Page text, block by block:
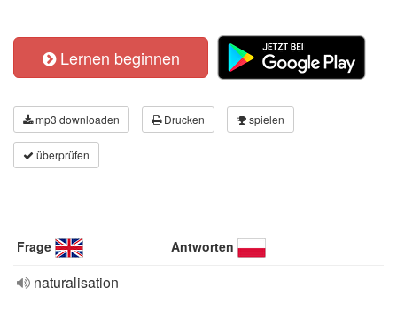
Lernen beginnen
mp3 downloaden Drucken spielen
überprüfen
Frage Antworten
naturalisation